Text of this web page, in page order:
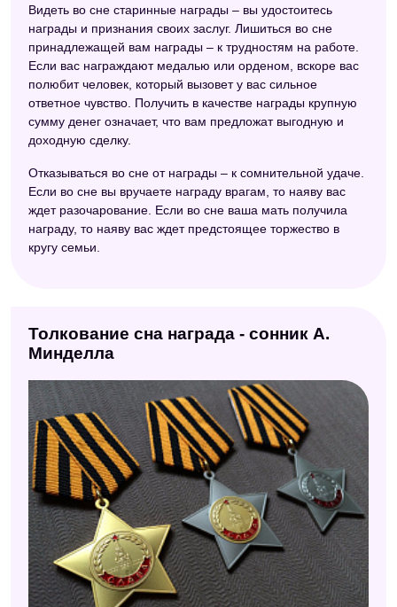
Видеть во сне старинные награды – вы удостоитесь
награды и признания своих заслуг. Лишиться во сне
принадлежащей вам награды – к трудностям на работе.
Если вас награждают медалью или орденом, вскоре вас
полюбит человек, который вызовет у вас сильное
ответное чувство. Получить в качестве награды крупную
сумму денег означает, что вам предложат выгодную и
доходную сделку.
Отказываться во сне от награды – к сомнительной удаче.
Если во сне вы вручаете награду врагам, то наяву вас
ждет разочарование. Если во сне ваша мать получила
награду, то наяву вас ждет предстоящее торжество в
кругу семьи.
Толкование сна награда - сонник А.
Минделла